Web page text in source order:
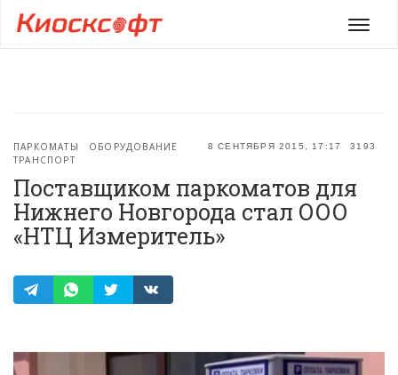
Меню
8 СЕНТЯБРЯ 2015, 17:17 3193
ПАРКОМАТЫ
ОБОРУДОВАНИЕ
ТРАНСПОРТ
Поставщиком паркоматов для
Нижнего Новгорода стал ООО
«НТЦ Измеритель»